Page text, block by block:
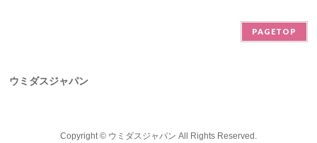
PAGETOP
ウミダスジャパン
Copyright © ウミダスジャパン All Rights Reserved.